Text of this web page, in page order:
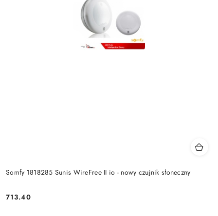
Somfy 1818285 Sunis WireFree II io - nowy czujnik słoneczny
Cena:
713.40